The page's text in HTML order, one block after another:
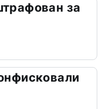
за